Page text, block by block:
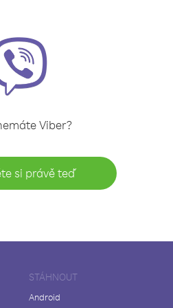
Viber?
si právě teď
STÁHNOUT
Android